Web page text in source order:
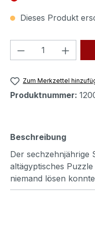
Dieses Produkt
Produkt
Zum Merkzettel
Produktnummer:
Beschreibung
Der sechzehnjährige
altägyptisches
niemand lösen